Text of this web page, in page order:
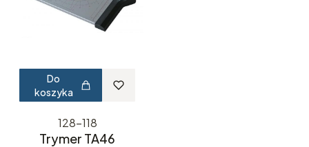
Do
koszyka
128-118
Trymer TA46